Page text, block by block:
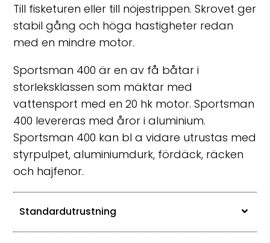
Till fisketuren eller till nöjestrippen. Skrovet ger
stabil gång och höga hastigheter redan
med en mindre motor.
Sportsman 400 är en av få båtar i
storleksklassen som mäktar med
vattensport med en 20 hk motor. Sportsman
400 levereras med åror i aluminium.
Sportsman 400 kan bl a vidare utrustas med
styrpulpet, aluminiumdurk, fördäck, räcken
och hajfenor.
Standardutrustning